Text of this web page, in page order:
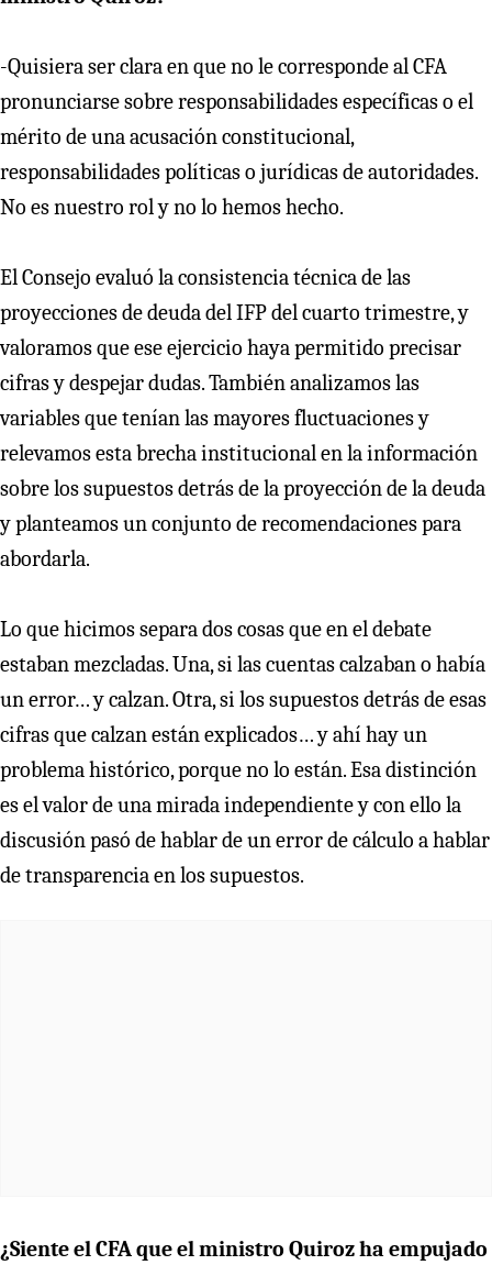
-Quisiera ser clara en que no le corresponde al CFA
pronunciarse sobre responsabilidades específicas o el
mérito de una acusación constitucional,
responsabilidades políticas o jurídicas de autoridades.
No es nuestro rol y no lo hemos hecho.
El Consejo evaluó la consistencia técnica de las
proyecciones de deuda del IFP del cuarto trimestre, y
valoramos que ese ejercicio haya permitido precisar
cifras y despejar dudas. También analizamos las
variables que tenían las mayores fluctuaciones y
relevamos esta brecha institucional en la información
sobre los supuestos detrás de la proyección de la deuda
y planteamos un conjunto de recomendaciones para
abordarla.
Lo que hicimos separa dos cosas que en el debate
estaban mezcladas. Una, si las cuentas calzaban o había
un error… y calzan. Otra, si los supuestos detrás de esas
cifras que calzan están explicados… y ahí hay un
problema histórico, porque no lo están. Esa distinción
es el valor de una mirada independiente y con ello la
discusión pasó de hablar de un error de cálculo a hablar
de transparencia en los supuestos.
¿Siente el CFA que el ministro Quiroz ha empujado